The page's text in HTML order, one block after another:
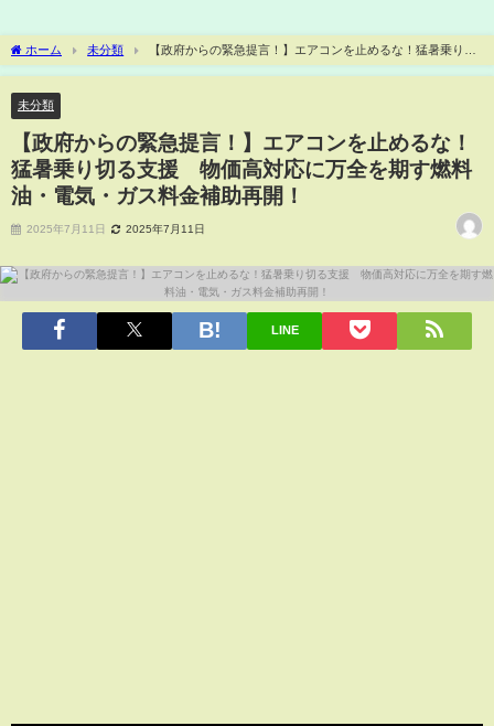
ホーム 未分類
【政府からの緊急提言！】エアコンを止めるな！猛暑乗り切
る支援 物価高対応に万全を期す燃料油・電気・ガス料金補助再開！
未分類
【政府からの緊急提言！】エアコンを止めるな！
猛暑乗り切る支援 物価高対応に万全を期す燃料
油・電気・ガス料金補助再開！
2025年7月11日 2025年7月11日
LINE